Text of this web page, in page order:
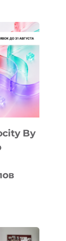
By